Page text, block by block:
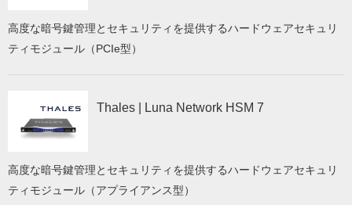
高度な暗号鍵管理とセキュリティを提供するハードウェアセキュリ
ティモジュール（PCIe型）
Thales | Luna Network HSM 7
高度な暗号鍵管理とセキュリティを提供するハードウェアセキュリ
ティモジュール（アプライアンス型）